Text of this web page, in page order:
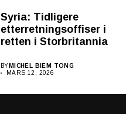
Syria: Tidligere
etterretningsoffiser i
retten i Storbritannia
BY MICHEL BIEM TONG
MARS 12, 2026